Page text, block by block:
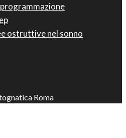
ostruttive nel sonno
Roma